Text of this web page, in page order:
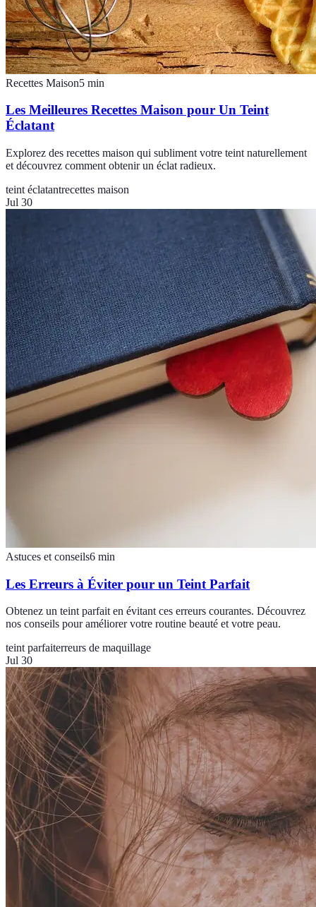
Recettes Maison5 min
Les Meilleures Recettes Maison pour Un Teint
Éclatant
Explorez des recettes maison qui subliment votre teint naturellement
et découvrez comment obtenir un éclat radieux.
teint éclatantrecettes maison
Jul 30
Astuces et conseils6 min
Les Erreurs à Éviter pour un Teint Parfait
Obtenez un teint parfait en évitant ces erreurs courantes. Découvrez
nos conseils pour améliorer votre routine beauté et votre peau.
teint parfaiterreurs de maquillage
Jul 30